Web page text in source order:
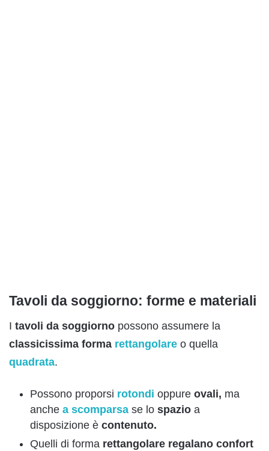
Tavoli da soggiorno: forme e materiali
I tavoli da soggiorno possono assumere la
classicissima forma rettangolare o quella
quadrata.
Possono proporsi rotondi oppure ovali, ma
anche a scomparsa se lo spazio a
disposizione è contenuto.
Quelli di forma rettangolare regalano confort